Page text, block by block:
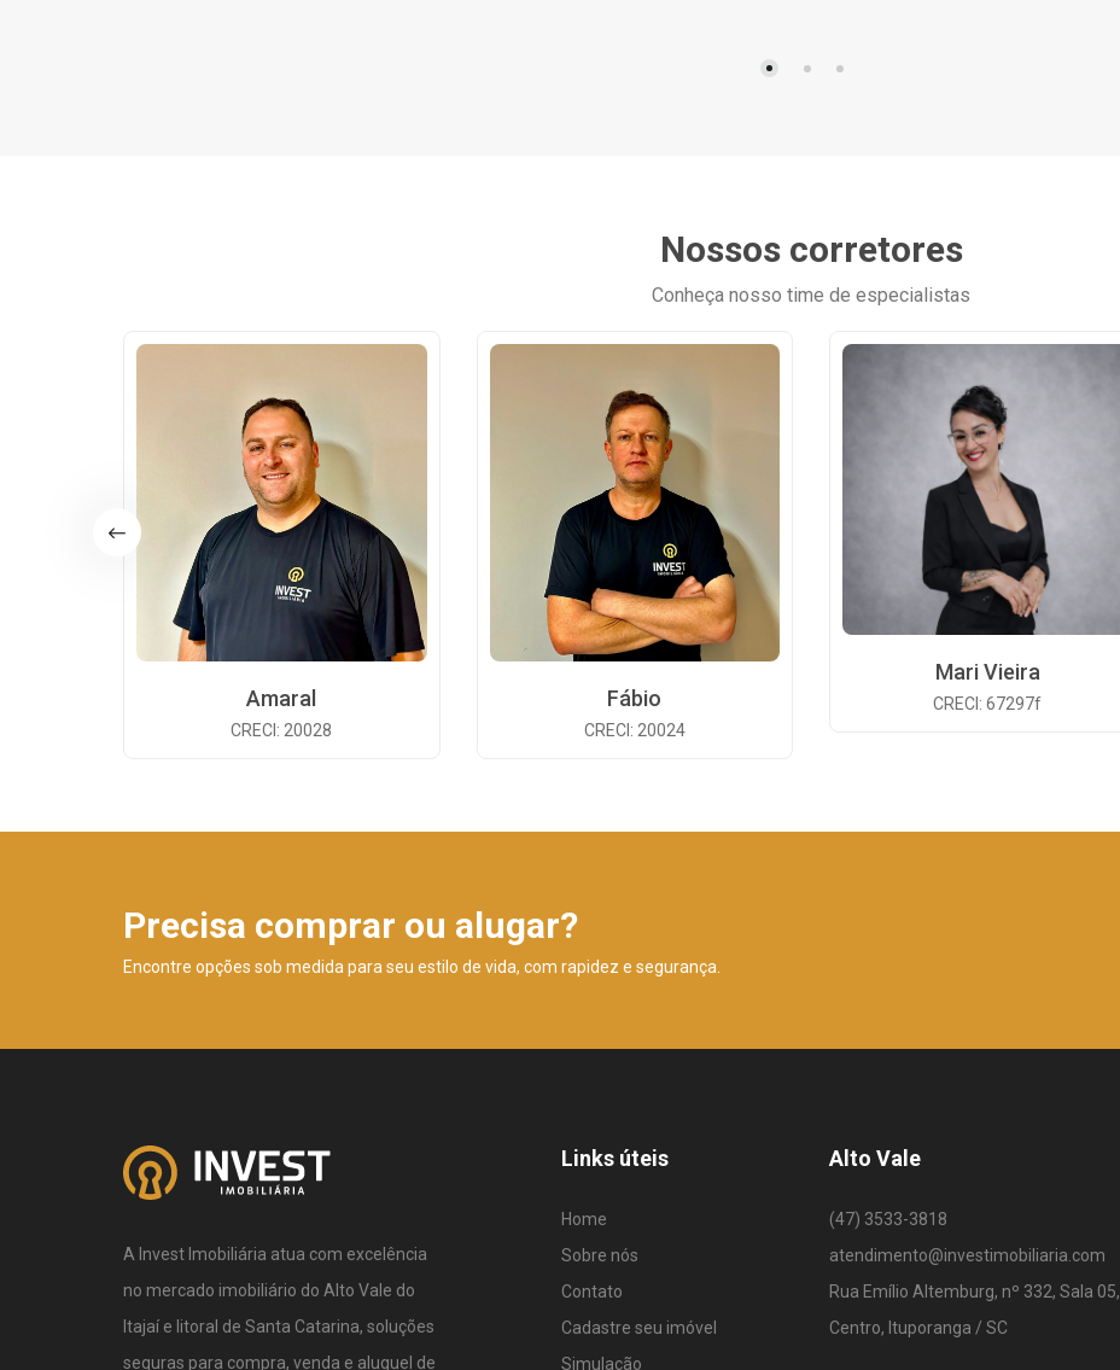
Nossos corretores
Conheça nosso time de especialistas
Amaral
CRECI: 20028
Fábio
CRECI: 20024
Mari Vieira
CRECI: 67297f
Precisa comprar ou alugar?
Encontre opções sob medida para seu estilo de vida, com rapidez e segurança.
A Invest Imobiliária atua com excelência
no mercado imobiliário do Alto Vale do
Itajaí e litoral de Santa Catarina, soluções
seguras para compra, venda e aluguel de
Links úteis
Home
Sobre nós
Contato
Cadastre seu imóvel
Simulação
Alto Vale
(47) 3533-3818
atendimento@investimobiliaria.com
Rua Emílio Altemburg, nº 332, Sala 05,
Centro, Ituporanga / SC